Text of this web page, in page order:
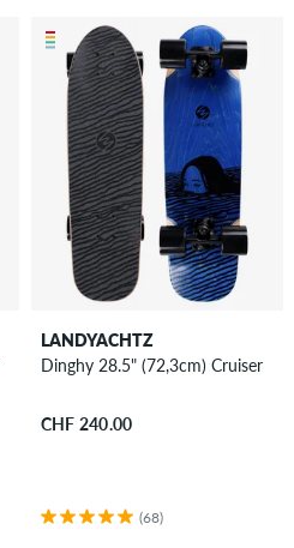
LANDYACHTZ
Dinghy 28.5" (72,3cm) Cruiser
CHF 240.00
(68)